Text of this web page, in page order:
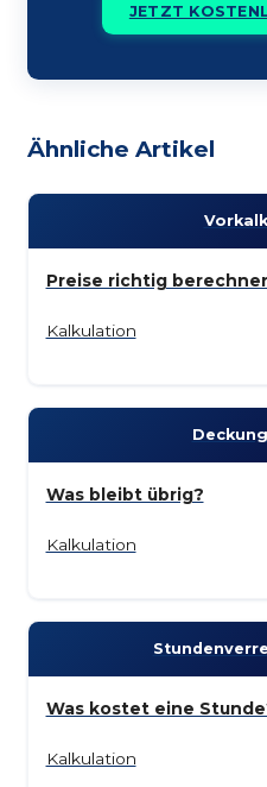
JETZT
Ähnliche Artikel
Preise richtig
Kalkulation
Was bleibt übrig?
Kalkulation
Was kostet eine
Kalkulation